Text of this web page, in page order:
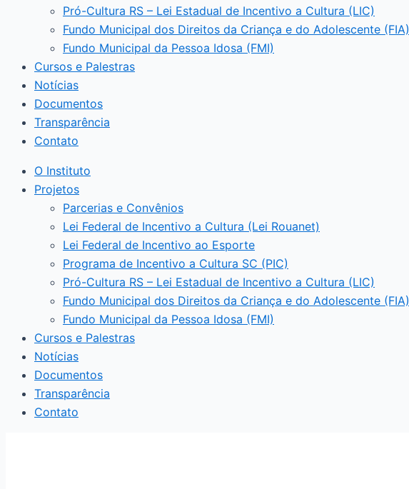
Pró-Cultura RS – Lei Estadual de Incentivo a Cultura (LIC)
Fundo Municipal dos Direitos da Criança e do Adolescente (FIA)
Fundo Municipal da Pessoa Idosa (FMI)
Cursos e Palestras
Notícias
Documentos
Transparência
Contato
O Instituto
Projetos
Parcerias e Convênios
Lei Federal de Incentivo a Cultura (Lei Rouanet)
Lei Federal de Incentivo ao Esporte
Programa de Incentivo a Cultura SC (PIC)
Pró-Cultura RS – Lei Estadual de Incentivo a Cultura (LIC)
Fundo Municipal dos Direitos da Criança e do Adolescente (FIA)
Fundo Municipal da Pessoa Idosa (FMI)
Cursos e Palestras
Notícias
Documentos
Transparência
Contato